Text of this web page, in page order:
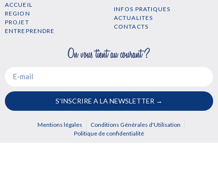
ACCUEIL
REGION
PROJET
ENTREPRENDRE
INFOS PRATIQUES
ACTUALITES
CONTACTS
S'INSCRIRE A LA NEWSLETTER →
Mentions légales
Conditions Générales d'Utilisation
Politique de confidentialité